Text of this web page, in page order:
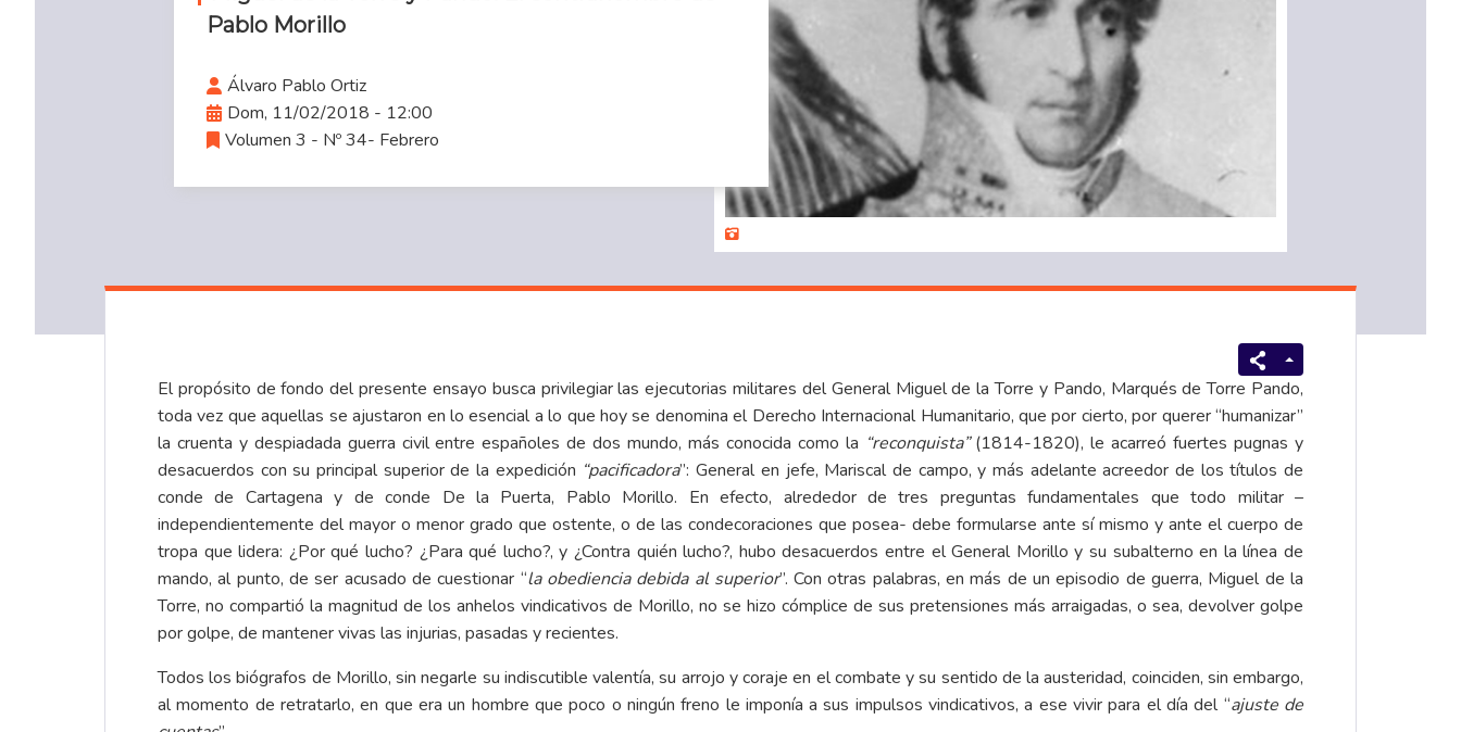
Pablo Morillo
Álvaro Pablo Ortiz
Dom, 11/02/2018 - 12:00
Volumen 3 - Nº 34- Febrero
El propósito de fondo del presente ensayo busca privilegiar las ejecutorias militares del General Miguel de la Torre y Pando, Marqués de Torre Pando,
toda vez que aquellas se ajustaron en lo esencial a lo que hoy se denomina el Derecho Internacional Humanitario, que por cierto, por querer “humanizar”
la cruenta y despiadada guerra civil entre españoles de dos mundo, más conocida como la “reconquista”(1814-1820), le acarreó fuertes pugnas y
desacuerdos con su principal superior de la expedición “pacificadora”: General en jefe, Mariscal de campo, y más adelante acreedor de los títulos de
conde de Cartagena y de conde De la Puerta, Pablo Morillo. En efecto, alrededor de tres preguntas fundamentales que todo militar –
independientemente del mayor o menor grado que ostente, o de las condecoraciones que posea- debe formularse ante sí mismo y ante el cuerpo de
tropa que lidera: ¿Por qué lucho? ¿Para qué lucho?, y ¿Contra quién lucho?, hubo desacuerdos entre el General Morillo y su subalterno en la línea de
mando, al punto, de ser acusado de cuestionar “la obediencia debida al superior”. Con otras palabras, en más de un episodio de guerra, Miguel de la
Torre, no compartió la magnitud de los anhelos vindicativos de Morillo, no se hizo cómplice de sus pretensiones más arraigadas, o sea, devolver golpe
por golpe, de mantener vivas las injurias, pasadas y recientes.
Todos los biógrafos de Morillo, sin negarle su indiscutible valentía, su arrojo y coraje en el combate y su sentido de la austeridad, coinciden, sin embargo,
al momento de retratarlo, en que era un hombre que poco o ningún freno le imponía a sus impulsos vindicativos, a ese vivir para el día del “ajuste de